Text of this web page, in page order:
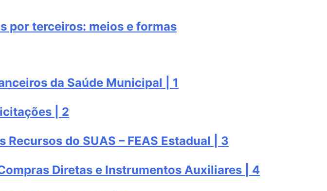
por terceiros: meios e formas
da Saúde Municipal | 1
| 2
do SUAS – FEAS Estadual | 3
Diretas e Instrumentos Auxiliares | 4